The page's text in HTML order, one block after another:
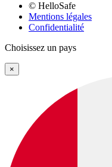
© HelloSafe
Mentions légales
Confidentialité
Choisissez un pays
×